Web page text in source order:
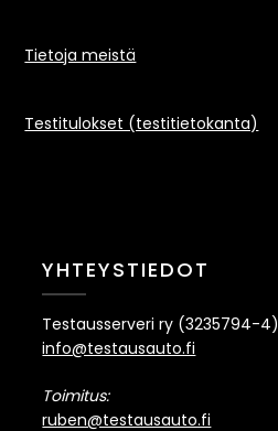
Tietoja meistä
Testitulokset (testitietokanta)
YHTEYSTIEDOT
Testausserveri ry (3235794-4)
info@testausauto.fi
Toimitus:
ruben@testausauto.fi